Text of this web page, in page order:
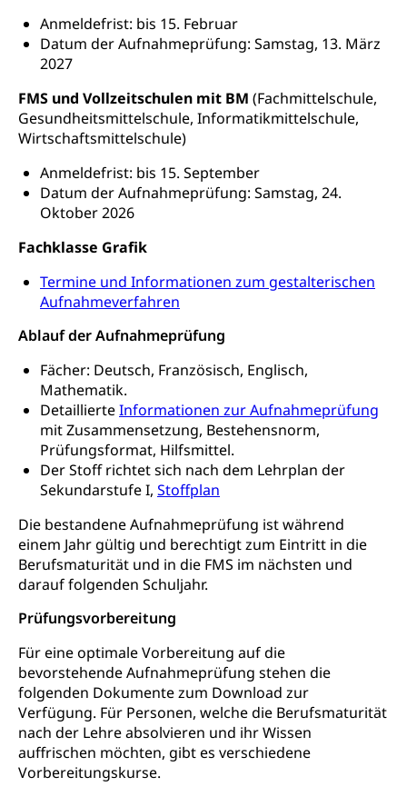
Anmeldefrist: bis 15. Februar
Datum der Aufnahmeprüfung: Samstag, 13. März
2027
FMS und Vollzeitschulen mit BM (Fachmittelschule,
Gesundheitsmittelschule, Informatikmittelschule,
Wirtschaftsmittelschule)
Anmeldefrist: bis 15. September
Datum der Aufnahmeprüfung: Samstag, 24.
Oktober 2026
Fachklasse Grafik
Termine und Informationen zum gestalterischen
Aufnahmeverfahren
Ablauf der Aufnahmeprüfung
Fächer: Deutsch, Französisch, Englisch,
Mathematik.
DetaillierteInformationen zur Aufnahmeprüfung
mit Zusammensetzung, Bestehensnorm,
Prüfungsformat, Hilfsmittel.
Der Stoff richtet sich nach dem Lehrplan der
Sekundarstufe I, Stoffplan
Die bestandene Aufnahmeprüfung ist während
einem Jahr gültig und berechtigt zum Eintritt in die
Berufsmaturität und in die FMS im nächsten und
darauf folgenden Schuljahr.
Prüfungsvorbereitung
Für eine optimale Vorbereitung auf die
bevorstehende Aufnahmeprüfung stehen die
folgenden Dokumente zum Download zur
Verfügung. Für Personen, welche die Berufsmaturität
nach der Lehre absolvieren und ihr Wissen
auffrischen möchten, gibt es verschiedene
Vorbereitungskurse.
Obligatorische Krankenversicherung (WAS
Kranken- und Unfallversicherung
Lebensmittelhygiene, Produktesicherheit
Lebensmittel
Prävention
Gesundheitsvorsorge, Wellness, Unfallverhütung,
Suchtprävention, Alkoholprävention,
Tabakprävention, Primärprävention,
Sekundärprävention, Tertiärprävention
Darmkrebsvorsorge
Kantonales Tabakpräventionsprogramm
Gesundheitsförderung
Prävention (Polizei)
Suchtprävention
Gesundheitsversorgung
Soziale Sicherheit
Sozialversicherungen, Sozialpolitik,
Arbeitslosenversicherung,
Mutterschaftsversicherung, Krankenversicherung,
Unfallversicherung, Invalidenversicherung,
Sozialhilfe
Kranken- und Unfallversicherung
(gruezi.lu.ch)
Krankenversicherung (WAS Luzern)
Existenzsicherung - Sozialhilfe
Soziales und Gesellschaft (Dienststelle)
Opferhilfe
Arbeitslosenversicherung (WAS Luzern)
Invalidenversicherung (WAS Luzern)
Soziale Sicherheit
Sucht und Drogen
Drogenabhängigkeit, Drogensucht,
Medikamentenabhängigkeit,
Arzneimittelabhängigkeit, Suchtkrankheit,
Drogenabhängige, Drogensüchtige,
Betäubungsmittel, Suchtmittel, Psychopharmaka
Fachstelle Sucht Region Luzern
Drogen (Polizei)
Sucht
Gesundheitsversorgung
Gesundheitsversorgung, Spital, Pflegeinitiative,
Ambulant vor stationär, AVOS, Patientendossier
Gesundheitsversorgung
AHV / IV
Altersrente, Invalidenrente, Witwenrente,
Pensionskasse, erste Säule, zweite Säule, dritte
Ergänzungsleistungen, Altersvorsorge,
Todesfallversicherung
Hilfslosenentschädigung (WAS Luzern)
AHV-Hinterlassenenrente (WAS Luzern)
AHV-Beiträge (WAS Luzern)
Behinderung
Körperbehinderung, körperliche Behinderung,
geistige Behinderung, psychische Behinderung,
Erwerbsunfähigkeit, Behinderte